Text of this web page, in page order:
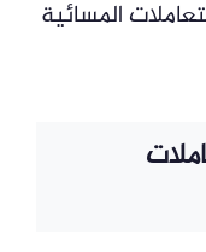
نهاية التعاملات المسائية